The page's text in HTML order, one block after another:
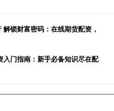
锁财富密码：在线期货配资，
入门指南：新手必备知识尽在配